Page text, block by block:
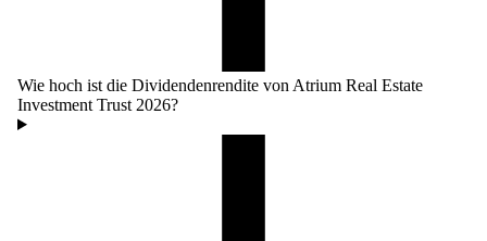
Wie hoch ist die Dividendenrendite von Atrium Real Estate
Investment Trust 2026?